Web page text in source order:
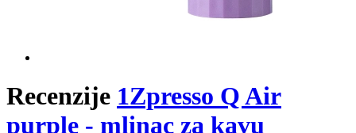
Recenzije 1Zpresso Q Air
purple - mlinac za kavu